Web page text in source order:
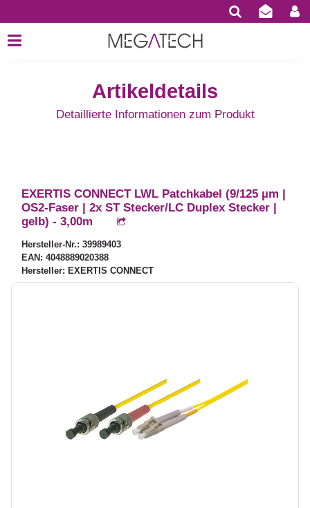
Artikeldetails
Detaillierte Informationen zum Produkt
EXERTIS CONNECT LWL Patchkabel (9/125 µm |
OS2-Faser | 2x ST Stecker/LC Duplex Stecker |
gelb) - 3,00m
Hersteller-Nr.: 39989403
EAN: 4048889020388
Hersteller: EXERTIS CONNECT